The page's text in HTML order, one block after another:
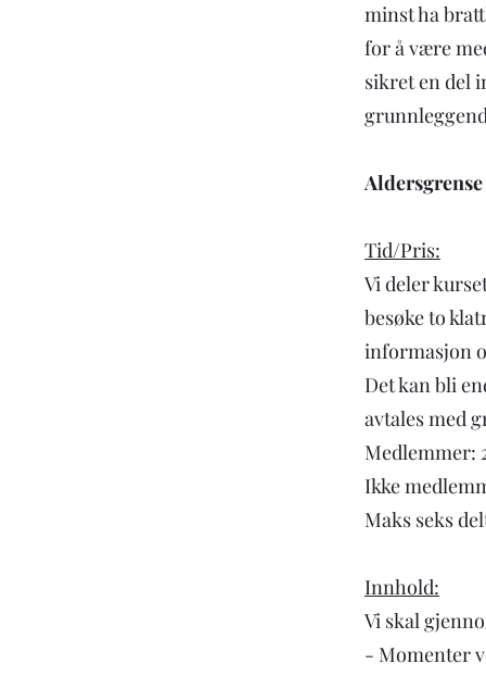
minst ha
for å være
sikret en del
Aldersgrense
Tid/Pris:
Vi deler
besøke to
informasjon
Det kan bli
avtales med
Medlemmer:
Ikke
Maks seks
Innhold:
Vi skal
- Momenter